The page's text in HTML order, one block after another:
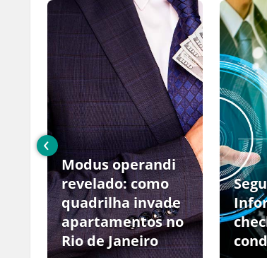
Modus operandi
revelado: como
quadrilha invade
apartamentos no
Rio de Janeiro
‹